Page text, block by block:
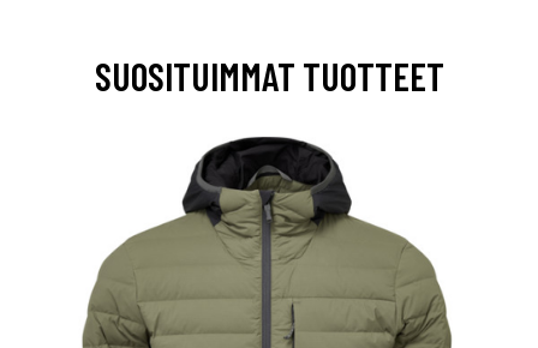
SUOSITUIMMAT TUOTTEET